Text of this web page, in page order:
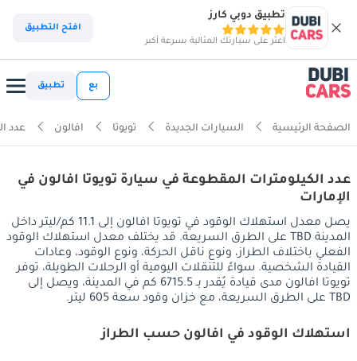
تطبيق دوبي كارز
اعثر على سيارتك المثالية بسرعة أكبر
افتح التطبيق
بع تطبيق
الصفحة الرئيسية السيارات الجديدة تويوتا افالون عدد
عدد الكيلومترات المقطوعة في سيارة تويوتا افالون في
الإمارات
يصل معدل استهلاك الوقود في تويوتا افالون إلى 11.1 كم/ليتر داخل
المدينة TBD على الطرق السريعة. قد يختلف معدل استهلاك الوقود
الفعلي باختلاف الطراز، ونوع ناقل الحركة، ونوع الوقود، وعادات
القيادة الشخصية. سواءً للتنقلات اليومية أو الرحلات الطويلة، توفر
تويوتا افالون مدى قيادة يُقدر بـ 6715.5 كم في المدينة، ويصل إلى
TBD على الطرق السريعة، مع خزان وقود سعة 605 ليتر.
استهلاك الوقود في افالون حسب الطراز